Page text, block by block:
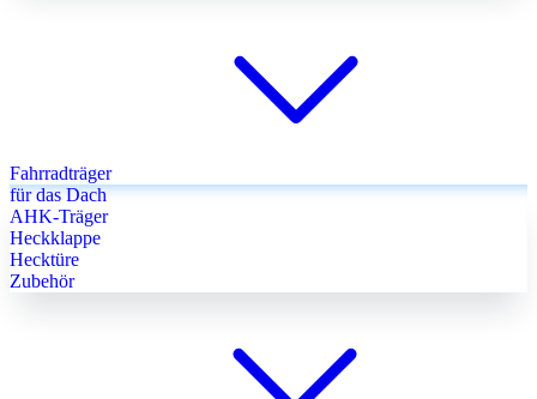
Fahrradträger
für das Dach
AHK-Träger
Heckklappe
Hecktüre
Zubehör